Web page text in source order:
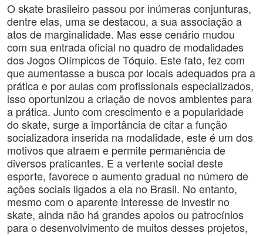
O skate brasileiro passou por inúmeras conjunturas,
dentre elas, uma se destacou, a sua associação a
atos de marginalidade. Mas esse cenário mudou
com sua entrada oficial no quadro de modalidades
dos Jogos Olímpicos de Tóquio. Este fato, fez com
que aumentasse a busca por locais adequados pra a
prática e por aulas com profissionais especializados,
isso oportunizou a criação de novos ambientes para
a prática. Junto com crescimento e a popularidade
do skate, surge a importância de citar a função
socializadora inserida na modalidade, este é um dos
motivos que atraem e permite permanência de
diversos praticantes. E a vertente social deste
esporte, favorece o aumento gradual no número de
ações sociais ligados a ela no Brasil. No entanto,
mesmo com o aparente interesse de investir no
skate, ainda não há grandes apoios ou patrocínios
para o desenvolvimento de muitos desses projetos,